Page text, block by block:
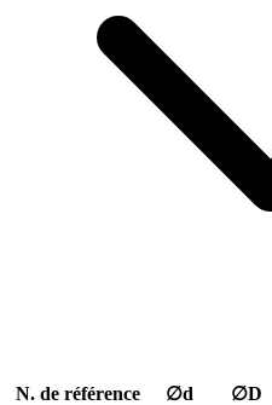
N. de référence ∅d ∅D